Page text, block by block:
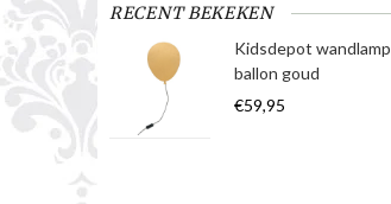
RECENT BEKEKEN
Kidsdepot wandlamp
ballon goud
€59,95